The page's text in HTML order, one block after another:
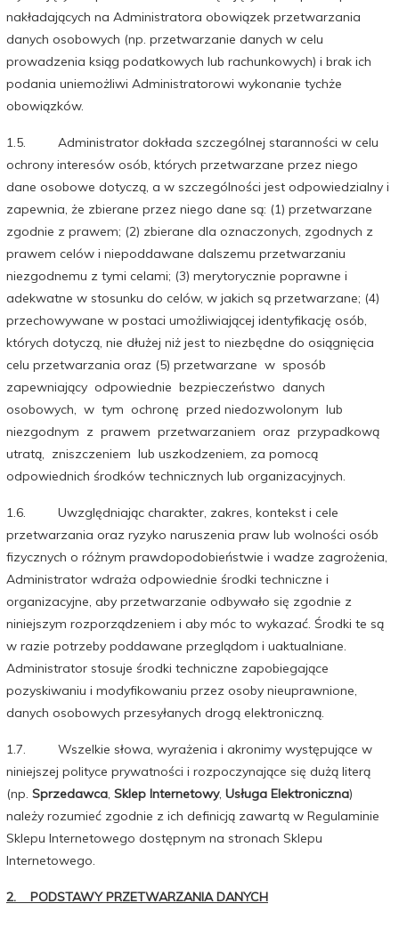
nakładających na Administratora obowiązek przetwarzania
danych osobowych (np. przetwarzanie danych w celu
prowadzenia ksiąg podatkowych lub rachunkowych) i brak ich
podania uniemożliwi Administratorowi wykonanie tychże
obowiązków.
1.5. Administrator dokłada szczególnej staranności w celu
ochrony interesów osób, których przetwarzane przez niego
dane osobowe dotyczą, a w szczególności jest odpowiedzialny i
zapewnia, że zbierane przez niego dane są: (1) przetwarzane
zgodnie z prawem; (2) zbierane dla oznaczonych, zgodnych z
prawem celów i niepoddawane dalszemu przetwarzaniu
niezgodnemu z tymi celami; (3) merytorycznie poprawne i
adekwatne w stosunku do celów, w jakich są przetwarzane; (4)
przechowywane w postaci umożliwiającej identyfikację osób,
których dotyczą, nie dłużej niż jest to niezbędne do osiągnięcia
celu przetwarzania oraz (5) przetwarzane w sposób
zapewniający odpowiednie bezpieczeństwo danych
osobowych, w tym ochronę przed niedozwolonym lub
niezgodnym z prawem przetwarzaniem oraz przypadkową
utratą, zniszczeniem lub uszkodzeniem, za pomocą
odpowiednich środków technicznych lub organizacyjnych.
1.6. Uwzględniając charakter, zakres, kontekst i cele
przetwarzania oraz ryzyko naruszenia praw lub wolności osób
fizycznych o różnym prawdopodobieństwie i wadze zagrożenia,
Administrator wdraża odpowiednie środki techniczne i
organizacyjne, aby przetwarzanie odbywało się zgodnie z
niniejszym rozporządzeniem i aby móc to wykazać. Środki te są
w razie potrzeby poddawane przeglądom i uaktualniane.
Administrator stosuje środki techniczne zapobiegające
pozyskiwaniu i modyfikowaniu przez osoby nieuprawnione,
danych osobowych przesyłanych drogą elektroniczną.
1.7. Wszelkie słowa, wyrażenia i akronimy występujące w
niniejszej polityce prywatności i rozpoczynające się dużą literą
(np. Sprzedawca, Sklep Internetowy, Usługa Elektroniczna)
należy rozumieć zgodnie z ich definicją zawartą w Regulaminie
Sklepu Internetowego dostępnym na stronach Sklepu
Internetowego.
2. PODSTAWY PRZETWARZANIA DANYCH